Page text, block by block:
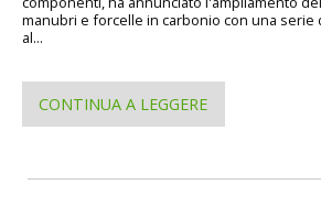
manubri e forcelle in carbonio con una serie
al...
CONTINUA A LEGGERE